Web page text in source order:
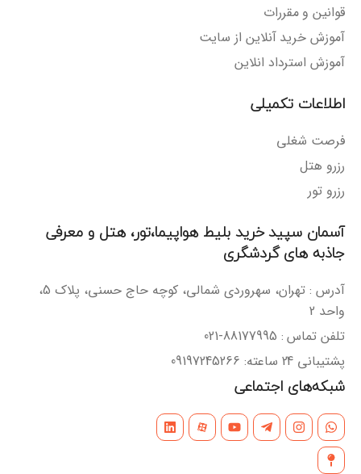
قوانین و مقررات
آموزش خرید آنلاین از سایت
آموزش استرداد انلاین
اطلاعات تکمیلی
فرصت شغلی
رزرو هتل
رزرو تور
آسمان سپید خرید بلیط هواپیما،تور، هتل و معرفی
جاذبه های گردشگری
آدرس : تهران، سهروردی شمالی، کوچه حاج حسنی، پلاک 5،
واحد 2
تلفن تماس : 88177995-021
پشتیبانی 24 ساعته: 09197245266
شبکه‌های اجتماعی